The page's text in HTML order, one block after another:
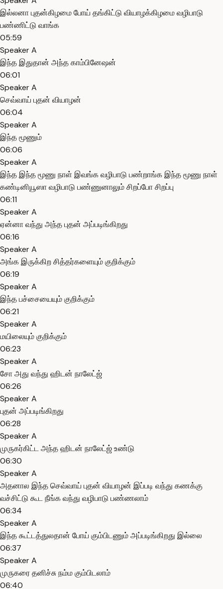
இல்லனா புதன்கிழமை போய் தங்கிட்டு வியாழக்கிழமை வழிபாடு
பண்ணிட்டு வாங்க
05:59
Speaker A
இந்த இதுதான் அந்த காம்பினேஷன்
06:01
Speaker A
செவ்வாய் புதன் வியாழன்
06:04
Speaker A
இந்த மூணும்
06:06
Speaker A
இந்த இந்த மூணு நாள் இவங்க வழிபாடு பண்றாங்க இந்த மூணு நாள்
கண்டினியூஸா வழிபாடு பண்ணுனாலும் சிறப்போ சிறப்பு
06:11
Speaker A
ஏன்னா வந்து அந்த புதன் அப்படிங்கிறது
06:16
Speaker A
அங்க இருக்கிற சித்தர்களையும் குறிக்கும்
06:19
Speaker A
இந்த பச்சையையும் குறிக்கும்
06:21
Speaker A
மயிலையும் குறிக்கும்
06:23
Speaker A
சோ அது வந்து ஹிடன் நாலேட்ஜ்
06:26
Speaker A
புதன் அப்படிங்கிறது
06:28
Speaker A
முருகர்கிட்ட அந்த ஹிடன் நாலேட்ஜ் உண்டு
06:30
Speaker A
அதனால இந்த செவ்வாய் புதன் வியாழன் இப்படி வந்து கணக்கு
வச்சிட்டு கூட நீங்க வந்து வழிபாடு பண்ணலாம்
06:34
Speaker A
இந்த கூட்டத்துலதான் போய் கும்பிடணும் அப்படிங்கிறது இல்லை
06:37
Speaker A
முருகரை தனிச்சு நம்ம கும்பிடலாம்
06:40